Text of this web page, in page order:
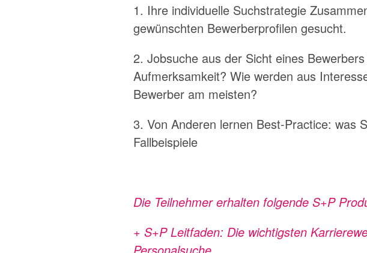
1. Ihre individuelle Suchstrategie
gewünschten Bewerberprofilen gesucht.
2. Jobsuche aus der Sicht eines
Aufmerksamkeit? Wie werden aus
Bewerber am meisten?
3. Von Anderen lernen Best-Practice: was
Fallbeispiele
Die Teilnehmer erhalten folgende S+P
+ S+P Leitfaden: Die wichtigsten